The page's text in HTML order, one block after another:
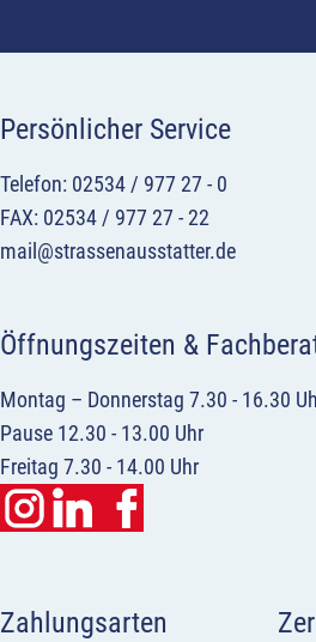
Persönlicher Service
Telefon: 02534 / 977 27 - 0
FAX: 02534 / 977 27 - 22
mail@strassenausstatter.de
Öffnungszeiten &
Montag – Donnerstag 7.30 - 16.30
Pause 12.30 - 13.00 Uhr
Freitag 7.30 - 14.00 Uhr
Zahlungsarten